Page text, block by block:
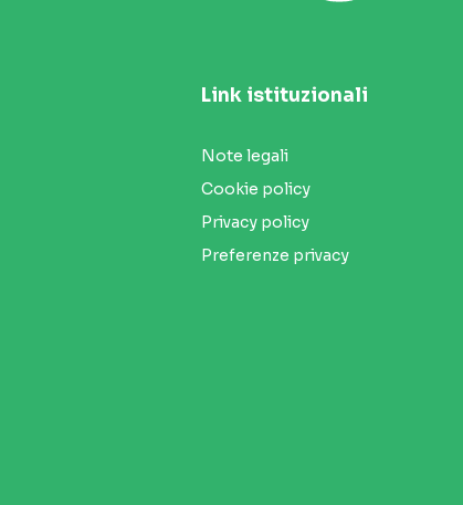
Link istituzionali
Note legali
Cookie policy
Privacy policy
Preferenze privacy